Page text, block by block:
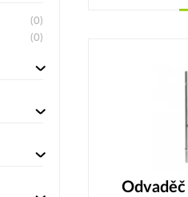
(0)
(0)